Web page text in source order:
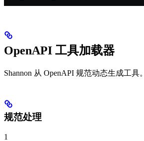
OpenAPI 工具加载器
Shannon 从 OpenAPI 规范动态生成工具。
规范处理
1